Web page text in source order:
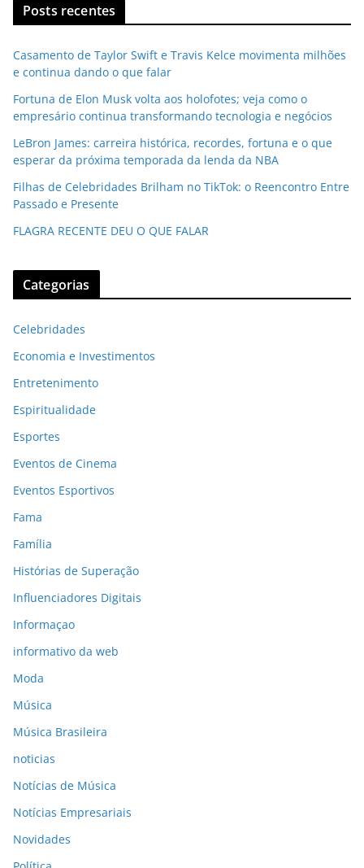
Posts recentes
Casamento de Taylor Swift e Travis Kelce movimenta milhões
e continua dando o que falar
Fortuna de Elon Musk volta aos holofotes; veja como o
empresário continua transformando tecnologia e negócios
LeBron James: carreira histórica, recordes, fortuna e o que
esperar da próxima temporada da lenda da NBA
Filhas de Celebridades Brilham no TikTok: o Reencontro Entre
Passado e Presente
FLAGRA RECENTE DEU O QUE FALAR
Categorias
Celebridades
Economia e Investimentos
Entretenimento
Espiritualidade
Esportes
Eventos de Cinema
Eventos Esportivos
Fama
Família
Histórias de Superação
Influenciadores Digitais
Informaçao
informativo da web
Moda
Música
Música Brasileira
noticias
Notícias de Música
Notícias Empresariais
Novidades